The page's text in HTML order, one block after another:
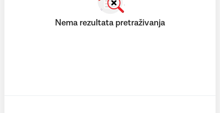
Nema rezultata pretraživanja